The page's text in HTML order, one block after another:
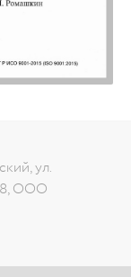
ул.
8, ООО